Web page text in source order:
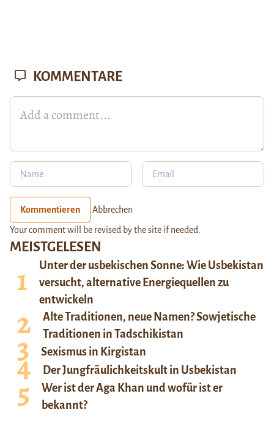
MEISTGELESEN
Unter der usbekischen Sonne: Wie Usbekistan
versucht, alternative Energiequellen zu
entwickeln
Alte Traditionen, neue Namen? Sowjetische
Traditionen in Tadschikistan
Sexismus in Kirgistan
Der Jungfräulichkeitskult in Usbekistan
Wer ist der Aga Khan und wofür ist er
bekannt?
KOMMENTARE
Kommentieren Abbrechen
Your comment will be revised by the site if needed.